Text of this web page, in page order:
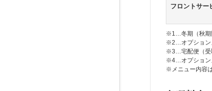
フロントサー
※1…冬期（秋期
※2…オプション
※3…宅配便（受
※4…オプション
※メニュー内容